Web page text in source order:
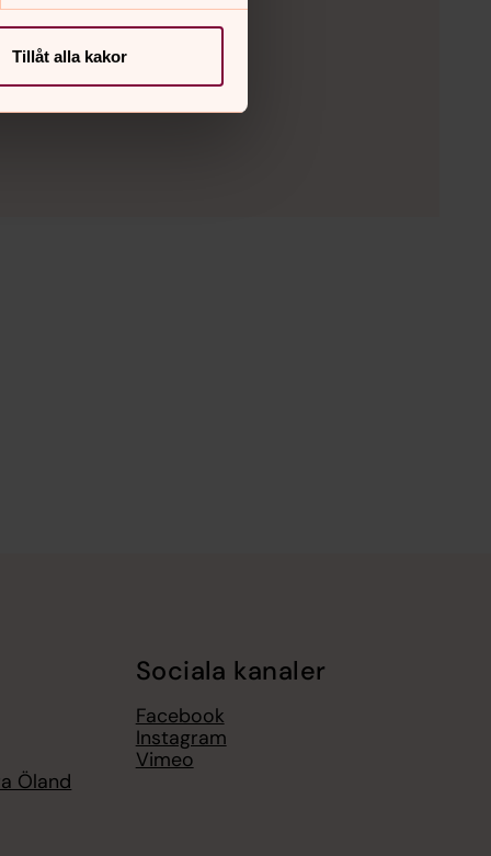
Tillåt alla kakor
Öland
Sociala kanaler
Facebook
Instagram
Vimeo